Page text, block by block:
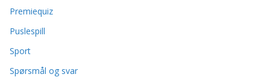
Premiequiz
Puslespill
Sport
Spørsmål og svar